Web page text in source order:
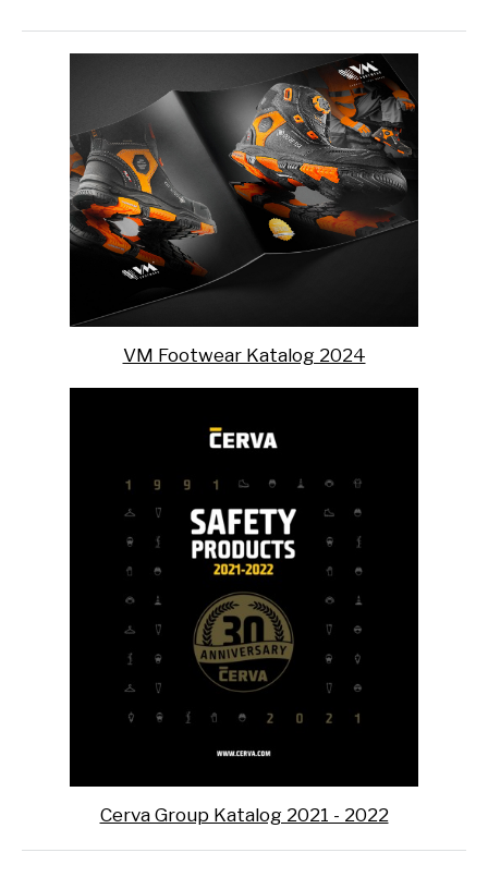
VM Footwear Katalog 2024
Cerva Group Katalog 2021 - 2022